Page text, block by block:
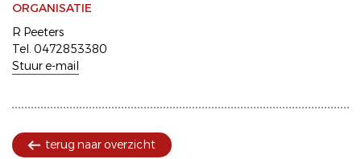
ORGANISATIE
R Peeters
Tel. 0472853380
Stuur e-mail
terug naar overzicht